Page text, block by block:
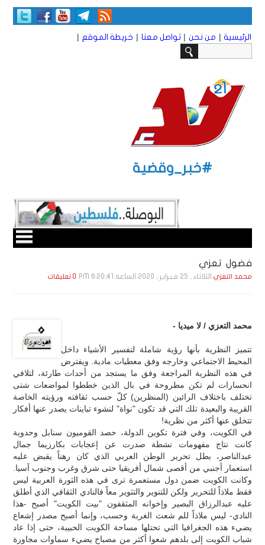
الرئيسية | من نحن | تواصل معنا | خريطة الموقع |
#خبر_وقضية
فضول تعزي
محمد التعزي الثلاثاء , 25 فـبـرايـر , 2020 الساعة 6:20:41 PM 0 تعليقات
محمد التعزي / لا ميديا -
تتميز النظرية بأنها رؤية شاملة لتفسير الأشياء داخل
المحيط الاجتماعي وخارجه وفق معطيات مادية. ويفترض
في هذه النظرية المراجعة وفق ما يستجد من أحداث طارئة، لتلافي
انحسارات لم تكن مطروحة في بال الذين خططوا لمواضعات شتى
تختلف باختلاف الرائين (المنظرين) كلّ حسب ثقافته ورؤيته الخاصة
القريبة والبعيدة تلك التي قد تكون "نواة" لنشوء تباينات يصدر عنها أفكار
تتخلق عنها أكثر من نظرية!
في الكويت، وفي فترة تكوين الدولة، حصد القوميون سنابل وحدوية
كانت نتاج مفهومات نشطة صدرت عن إعجابات بكارزيما جمال
عبدالناصر، بطل تحرير الوطن العربي الذي كان رهناً يقبض عليه
استعمار أجنبي من أقصى شمال أفريقيا حتى شرق وغرب وجنوب آسيا.
وكانت الكويت ضمن دول مستعمرة ترى في هذه الثورة العربية ليس
فقط ملاذاً للتحرير ولكن للتنوير والتثوير معاً فالنادي الثقافي الذي أطلق
عليه عبدالرزاق البصير وإخوانه المثقفون "بيت الكويت" أصبح -هذا
النادي- ليس ملاذاً للم شعث الغربة وحسب، وإنما أصبح مصدر إشعاع
يضيء هذه الجغرافيا التي تحتلها مساحة الكويت الحبيبة، حتى إذا عاد
شباب الكويت إلى بلدهم شعوا أكثر من مصباح يضيء سماوات مجاورة